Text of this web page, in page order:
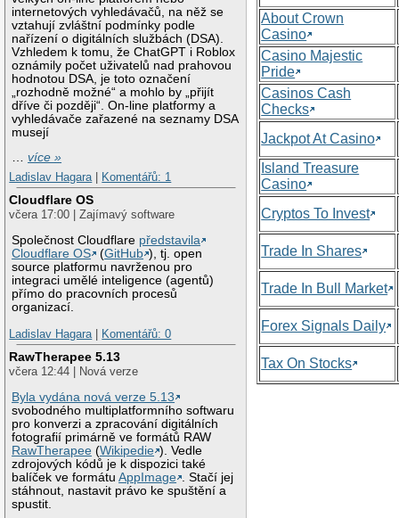
internetových vyhledávačů, na něž se
vztahují zvláštní podmínky podle
nařízení o digitálních službách (DSA).
Vzhledem k tomu, že ChatGPT i Roblox
oznámily počet uživatelů nad prahovou
hodnotou DSA, je toto označení
„rozhodně možné“ a mohlo by „přijít
dříve či později“. On-line platformy a
vyhledávače zařazené na seznamy DSA
musejí
…více »
Ladislav Hagara
Komentářů: 1
Cloudflare OS
včera 17:00 | Zajímavý software
Společnost Cloudflare představila
Cloudflare OS
(GitHub ), tj. open
source platformu navrženou pro
integraci umělé inteligence (agentů)
přímo do pracovních procesů
organizací.
Ladislav Hagara
Komentářů: 0
RawTherapee 5.13
včera 12:44 | Nová verze
Byla vydána nová verze 5.13
svobodného multiplatformního softwaru
pro konverzi a zpracování digitálních
fotografií primárně ve formátů RAW
RawTherapee (Wikipedie ). Vedle
zdrojových kódů je k dispozici také
balíček ve formátuAppImage . Stačí jej
stáhnout, nastavit právo ke spuštění a
spustit.
About Crown
Casino
Casino Majestic
Pride
Casinos Cash
Checks
Jackpot At Casino
Island Treasure
Casino
Cryptos To Invest
Trade In Shares
Trade In Bull Market
Forex Signals Daily
Tax On Stocks